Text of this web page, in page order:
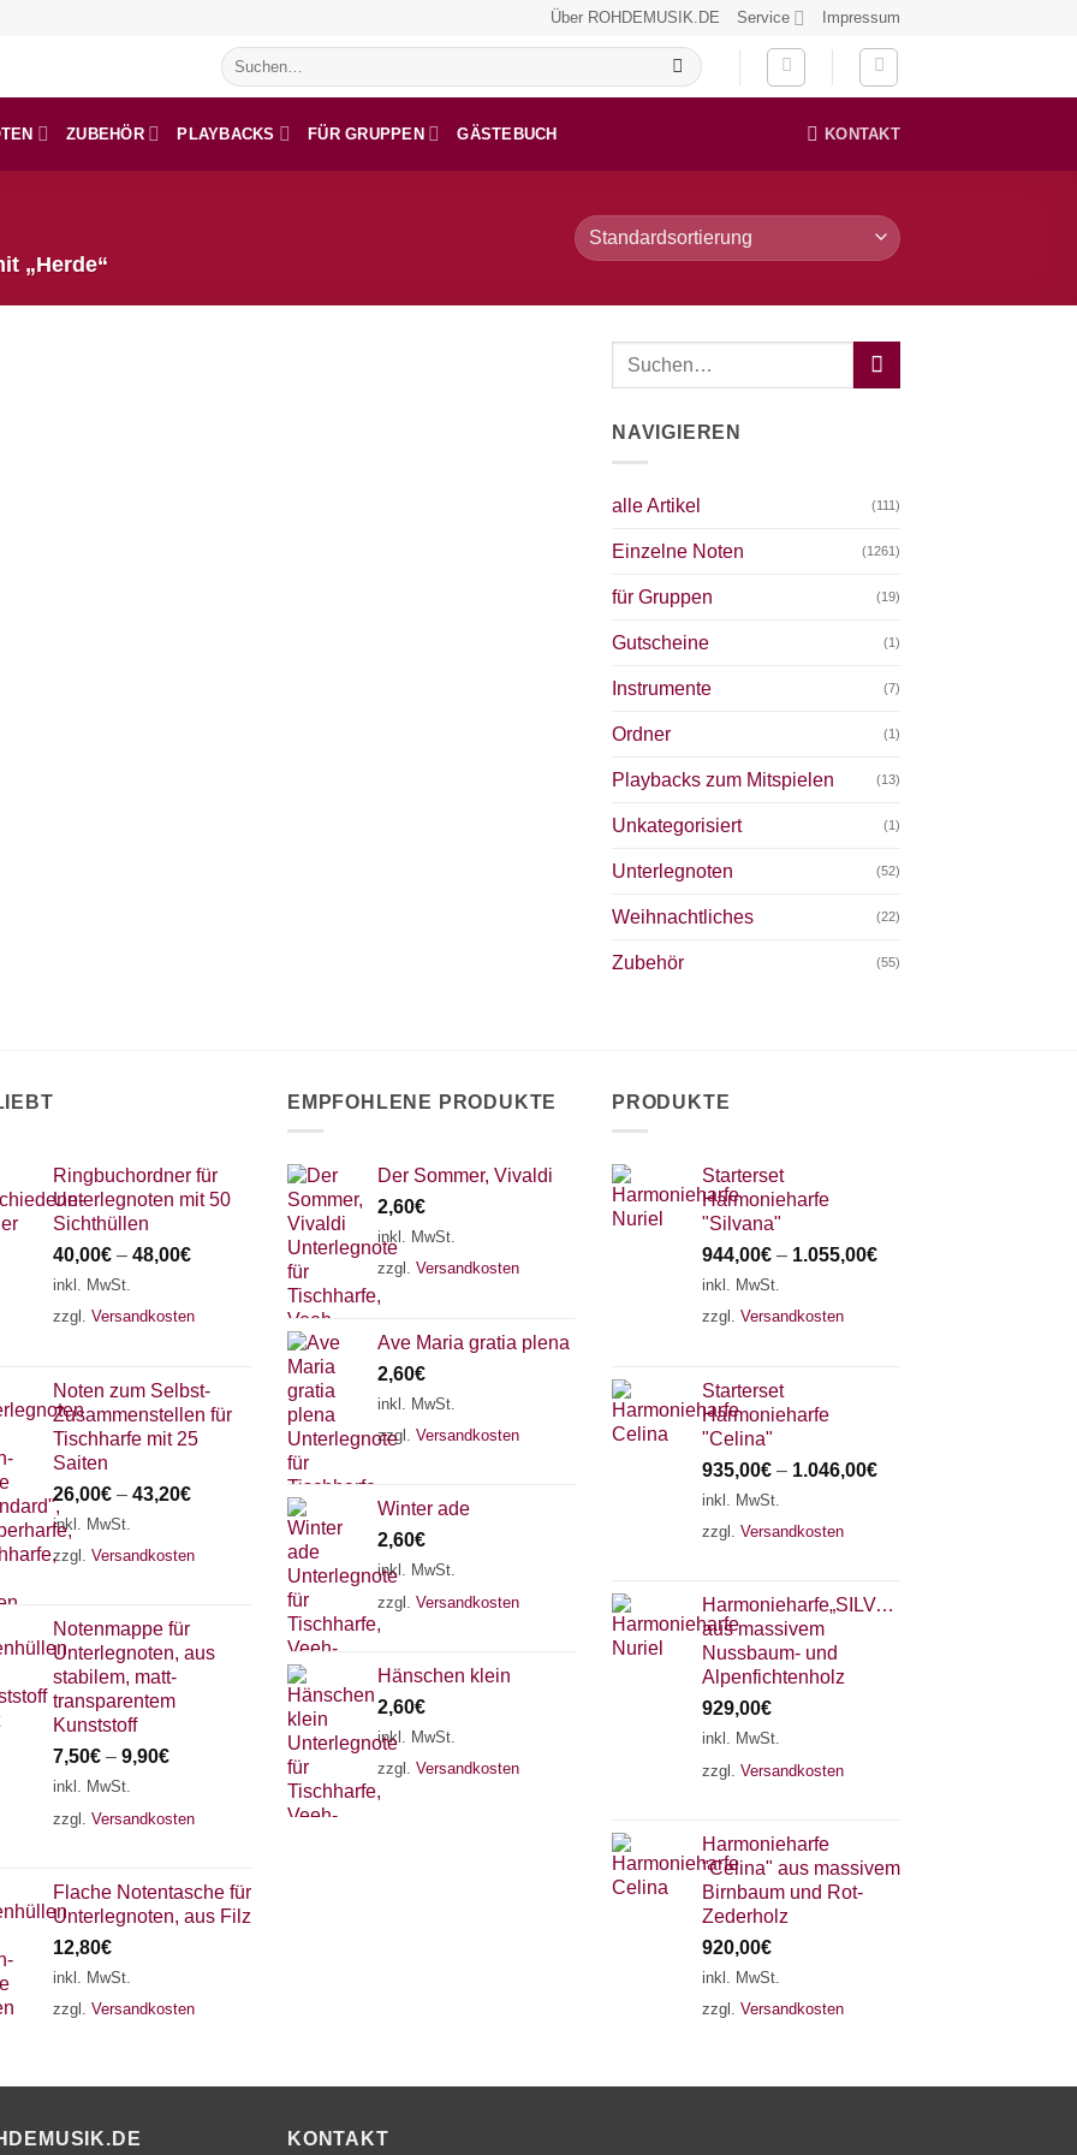
Über ROHDEMUSIK.DE Service Impressum
Suchen
nach:
ZUBEHÖR PLAYBACKS FÜR GRUPPEN GÄSTEBUCH KONTAKT
„Herde“
NAVIGIEREN
alle Artikel (111)
Einzelne Noten (1261)
für Gruppen (19)
Gutscheine (1)
Instrumente (7)
Ordner (1)
Playbacks zum Mitspielen (13)
Unkategorisiert (1)
Unterlegnoten (52)
Weihnachtliches (22)
Zubehör (55)
Ringbuchordner für
Unterlegnoten mit 50
Sichthüllen
40,00€ – 48,00€
inkl. MwSt.
zzgl. Versandkosten
Noten zum Selbst-
Zusammenstellen für
Tischharfe mit 25
Saiten
26,00€ – 43,20€
inkl. MwSt.
zzgl. Versandkosten
Notenmappe für
Unterlegnoten, aus
stabilem, matt-
transparentem
Kunststoff
7,50€ – 9,90€
inkl. MwSt.
zzgl. Versandkosten
Flache Notentasche für
Unterlegnoten, aus Filz
12,80€
inkl. MwSt.
zzgl. Versandkosten
EMPFOHLENE PRODUKTE
Der Sommer, Vivaldi
2,60€
inkl. MwSt.
zzgl. Versandkosten
Ave Maria gratia plena
2,60€
inkl. MwSt.
zzgl. Versandkosten
Winter ade
2,60€
inkl. MwSt.
zzgl. Versandkosten
Hänschen klein
2,60€
inkl. MwSt.
zzgl. Versandkosten
PRODUKTE
Starterset
Harmonieharfe
"Silvana"
944,00€ – 1.055,00€
inkl. MwSt.
zzgl. Versandkosten
Starterset
Harmonieharfe
"Celina"
935,00€ – 1.046,00€
inkl. MwSt.
zzgl. Versandkosten
Harmonieharfe„SILVANA"
aus massivem
Nussbaum- und
Alpenfichtenholz
929,00€
inkl. MwSt.
zzgl. Versandkosten
Harmonieharfe
"Celina" aus massivem
Birnbaum und Rot-
Zederholz
920,00€
inkl. MwSt.
zzgl. Versandkosten
KONTAKT
18 SAITEN 21 SAITEN 25 SAITEN
AKKORDZITHER